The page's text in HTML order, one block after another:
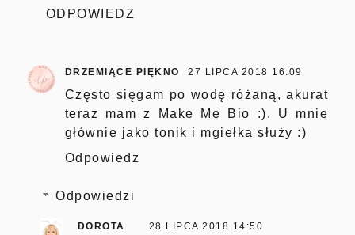
ODPOWIEDZ
DRZEMIĄCE PIĘKNO 27 LIPCA 2018 16:09
Często sięgam po wodę różaną, akurat
teraz mam z Make Me Bio :). U mnie
głównie jako tonik i mgiełka służy :)
Odpowiedz
Odpowiedzi
DOROTA 28 LIPCA 2018 14:50